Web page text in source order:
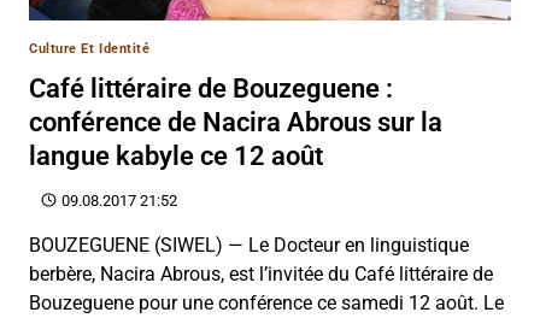
Culture Et Identité
Café littéraire de Bouzeguene :
conférence de Nacira Abrous sur la
langue kabyle ce 12 août
09.08.2017 21:52
BOUZEGUENE (SIWEL) — Le Docteur en linguistique
berbère, Nacira Abrous, est l’invitée du Café littéraire de
Bouzeguene pour une conférence ce samedi 12 août. Le